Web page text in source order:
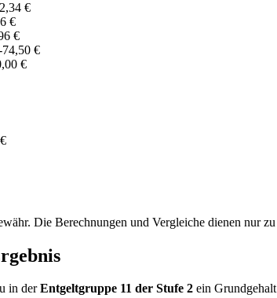
€
€
€
74,50 €
€
Die Berechnungen und Vergleiche dienen nur
in derEntgeltgruppe 11 der Stufe 2 ein